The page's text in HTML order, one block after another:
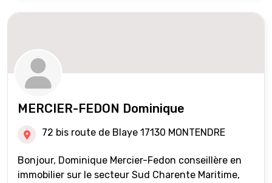
MERCIER-FEDON Dominique
72 bis route de Blaye 17130 MONTENDRE
Bonjour, Dominique Mercier-Fedon conseillère en
immobilier sur le secteur Sud Charente Maritime,